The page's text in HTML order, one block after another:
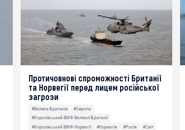
Протичовнові спроможності Британії
та Норвегії перед лицем російської
загрози
#Велика Британія
#Європа
#Королівський ВМФ Великої Британії
#Королівський ВМФ Норвегії
#Норвегія #Росія
#Світ